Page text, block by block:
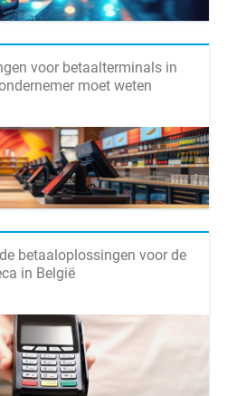
voor betaalterminals in
moet weten
betaaloplossingen voor de
in België